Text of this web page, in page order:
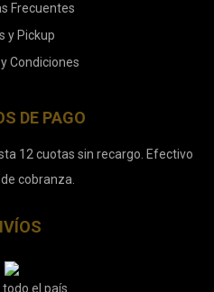
Frecuentes
y Pickup
Condiciones
DE PAGO
12 cuotas sin recargo. Efectivo
cobranza.
todo el país.